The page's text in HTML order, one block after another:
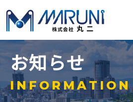
お知らせ
INFORMATION